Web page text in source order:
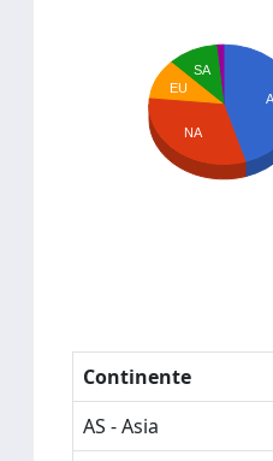
SA
EU
NA
Continente
AS - Asia